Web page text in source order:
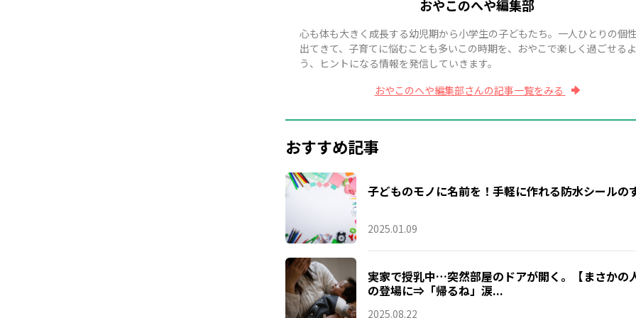
おやこのへや編集部
心も体も大きく成長する幼児期から小学生の子どもたち。一人ひとりの個
出てきて、子育てに悩むことも多いこの時期を、おやこで楽しく過ごせるよ
う、ヒントになる情報を発信していきます。
おやこのへや編集部さんの記事一覧をみる
おすすめ記事
子どものモノに名前を！手軽に作れる防水シールの
2025.01.09
実家で授乳中…突然部屋のドアが開く。【まさかの
の登場に⇒「帰るね」涙...
2025.08.22